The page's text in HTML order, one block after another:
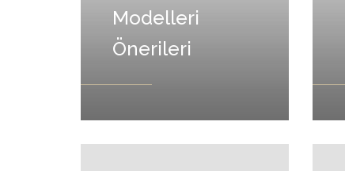
Modelleri
Önerileri